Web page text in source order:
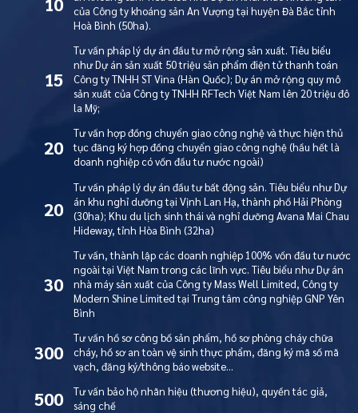
của Công ty khoáng sản An Vượng tại huyện Đà Bắc tỉnh
Hoà Bình (50ha).
15
Tư vấn pháp lý dự án đầu tư mở rộng sản xuất. Tiêu biểu
như Dự án sản xuất 50 triệu sản phẩm điện tử thanh toán
Công ty TNHH ST Vina (Hàn Quốc); Dự án mở rộng quy mô
sản xuất của Công ty TNHH RFTech Việt Nam lên 20 triệu đô
la Mỹ;
20
Tư vấn hợp đồng chuyển giao công nghệ và thực hiện thủ
tục đăng ký hợp đồng chuyển giao công nghệ (hầu hết là
doanh nghiệp có vốn đầu tư nước ngoài)
20
Tư vấn pháp lý dự án đầu tư bất động sản. Tiêu biểu như Dự
án khu nghỉ dưỡng tại Vịnh Lan Hạ, thành phố Hải Phòng
(30ha); Khu du lịch sinh thái và nghỉ dưỡng Avana Mai Chau
Hideway, tỉnh Hòa Bình (32ha)
30
Tư vấn, thành lập các doanh nghiệp 100% vốn đầu tư nước
ngoài tại Việt Nam trong các lĩnh vực. Tiêu biểu như Dự án
nhà máy sản xuất của Công ty Mass Well Limited, Công ty
Modern Shine Limited tại Trung tâm công nghiệp GNP Yên
Bình
300
Tư vấn hồ sơ công bố sản phẩm, hồ sơ phòng cháy chữa
cháy, hồ sơ an toàn vệ sinh thực phẩm, đăng ký mã số mã
vạch, đăng ký/thông báo website…
500
Tư vấn bảo hộ nhãn hiệu (thương hiệu), quyền tác giả,
sáng chế